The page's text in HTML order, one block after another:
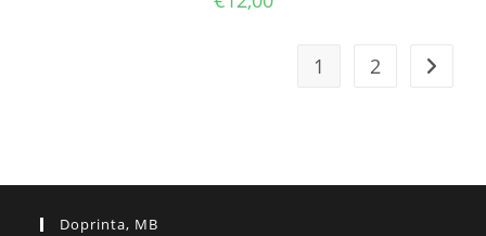
1 2
Doprinta, MB